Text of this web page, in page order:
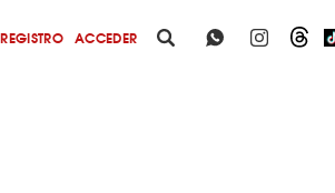
REGISTRO ACCEDER